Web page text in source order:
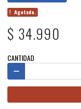
Agotado.
$ 34.990
CANTIDAD